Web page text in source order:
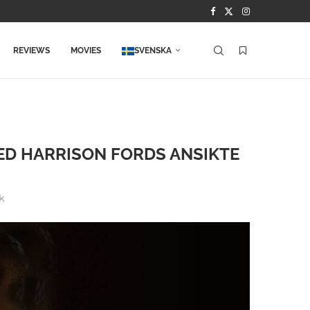
REVIEWS MOVIES SVENSKA
HARRISON FORDS ANSIKTE